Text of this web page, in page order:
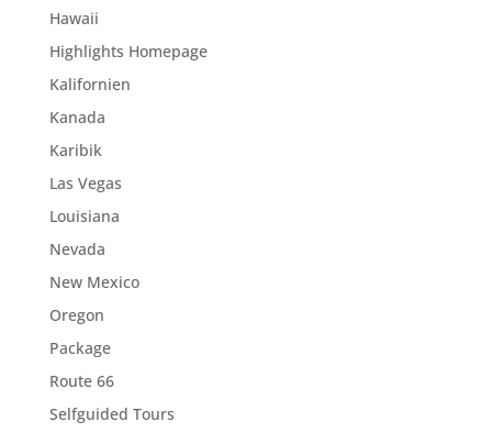
Hawaii
Highlights Homepage
Kalifornien
Kanada
Karibik
Las Vegas
Louisiana
Nevada
New Mexico
Oregon
Package
Route 66
Selfguided Tours